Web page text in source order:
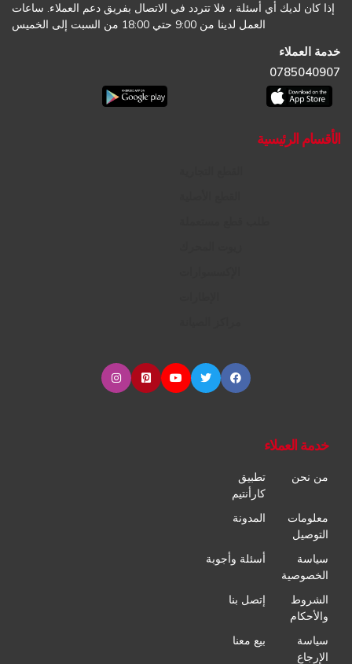
إذا كان لديك أي أسئلة ، فلا تتردد في الاتصال بفريق دعم العملاء. ساعات
العمل لدينا من 9:00 حتي 18:00 من السبت إلى الخميس
خدمة العملاء
0785040907
الأقسام الرئيسية
خدمة العملاء
من نحن
تطبيق
كارأنتيم
معلومات
التوصيل
المدونة
سياسة
الخصوصية
أسئلة وأجوبة
الشروط
والأحكام
إتصل بنا
سياسة
الإرجاع
بيع معنا